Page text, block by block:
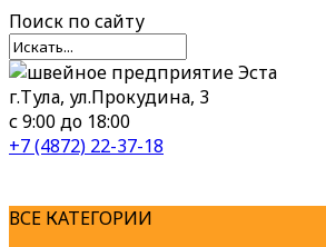
Поиск по сайту
г.Тула, ул.Прокудина, 3
с 9:00 до 18:00
+7 (4872) 22-37-18
ВСЕ КАТЕГОРИИ